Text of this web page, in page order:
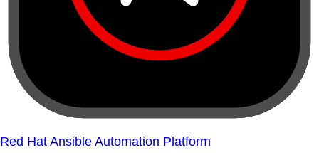
Red Hat Ansible Automation Platform